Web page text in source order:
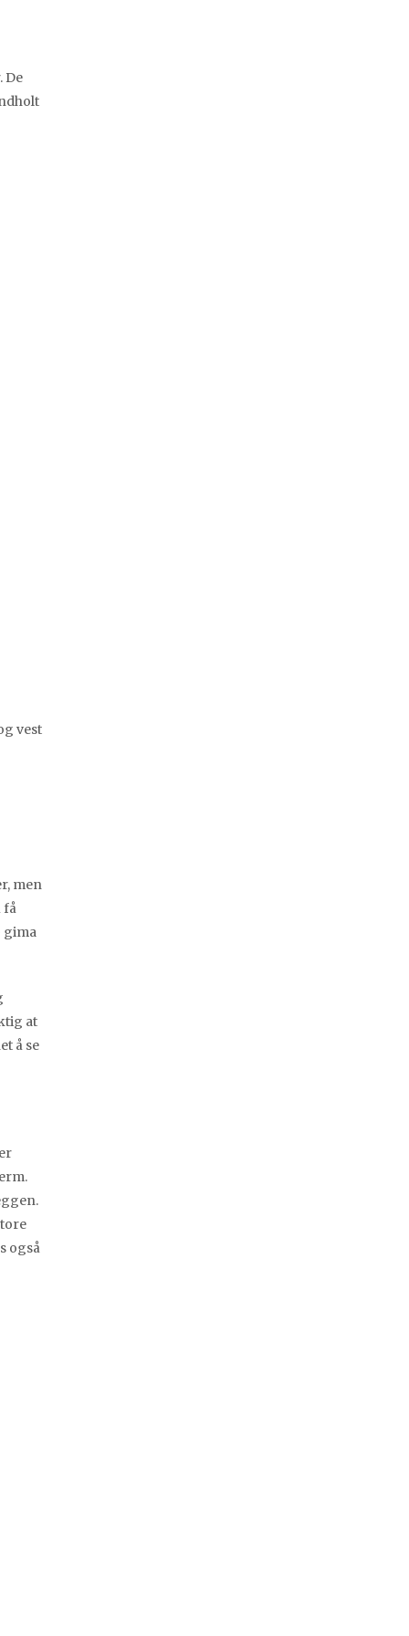
De
vest
men
få
gima
at
å se
også